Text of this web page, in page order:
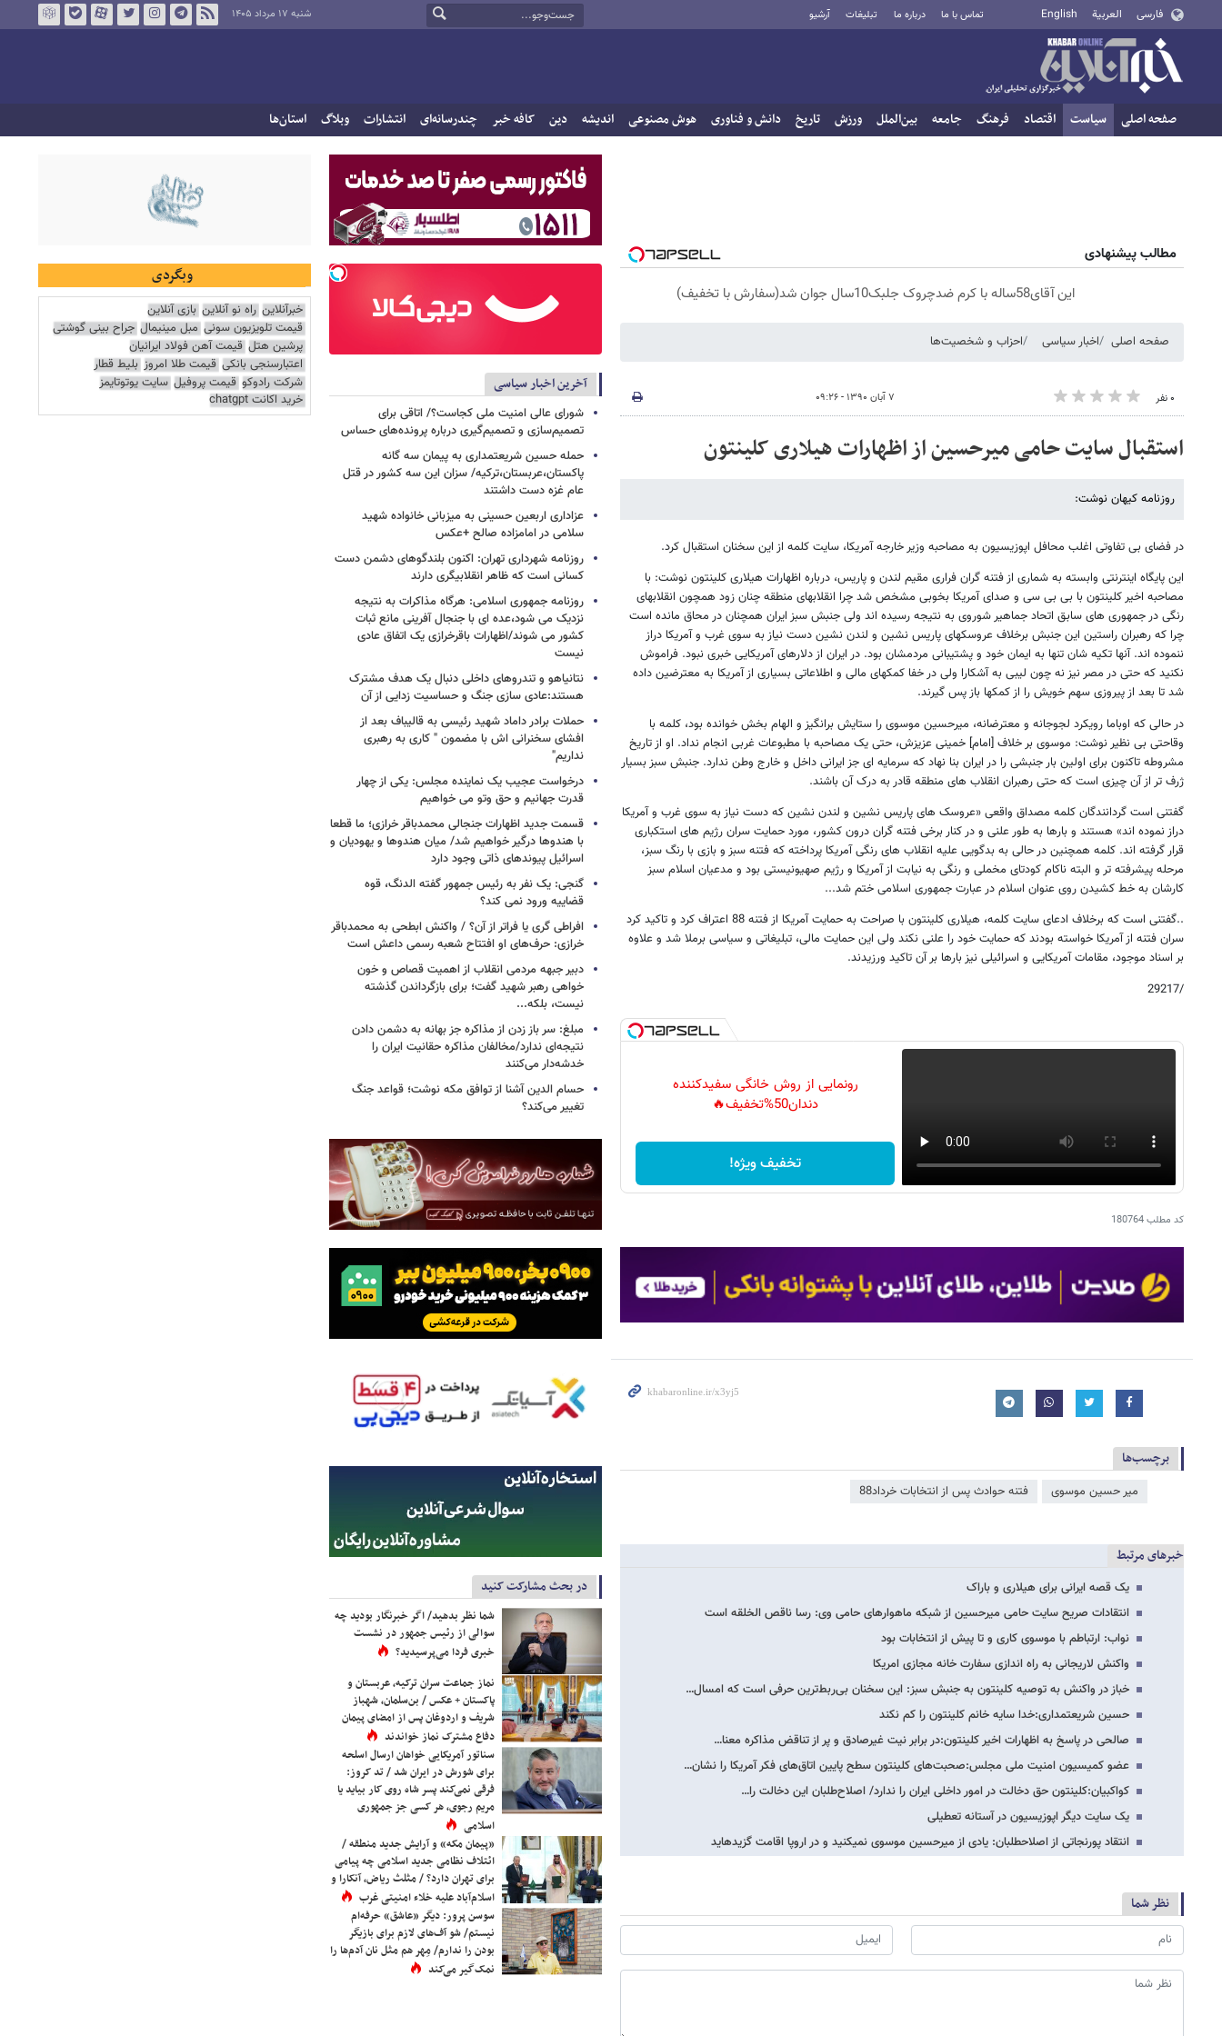
فارسی العربية English تماس با ما درباره ما تبلیغات آرشیو شنبه ۱۷ مرداد ۱۴۰۵
صفحه اصلی سیاست اقتصاد فرهنگ جامعه بین‌الملل ورزش تاریخ دانش و فناوری هوش مصنوعی اندیشه دین کافه خبر چندرسانه‌ای انتشارات وبلاگ استان‌ها
مطالب پیشنهادی
این آقای58ساله با کرم ضدچروک جلبک10سال جوان شد(سفارش با تخفیف)
صفحه اصلی اخبار سیاسی احزاب و شخصیت‌ها
۰ نفر ۷ آبان ۱۳۹۰ - ۰۹:۲۶
استقبال سایت حامی میرحسین از اظهارات هیلاری کلینتون
روزنامه کیهان نوشت:
در فضای بی تفاوتی اغلب محافل اپوزیسیون به مصاحبه وزیر خارجه آمریکا، سایت کلمه از این سخنان استقبال کرد.
این پایگاه اینترنتی وابسته به شماری از فتنه گران فراری مقیم لندن و پاریس، درباره اظهارات هیلاری کلینتون نوشت: با
مصاحبه اخیر کلینتون با بی بی سی و صدای آمریکا بخوبی مشخص شد چرا انقلابهای منطقه چنان زود همچون انقلابهای
رنگی در جمهوری های سابق اتحاد جماهیر شوروی به نتیجه رسیده اند ولی جنبش سبز ایران همچنان در محاق مانده است
چرا که رهبران راستین این جنبش برخلاف عروسکهای پاریس نشین و لندن نشین دست نیاز به سوی غرب و آمریکا دراز
ننموده اند. آنها تکیه شان تنها به ایمان خود و پشتیبانی مردمشان بود. در ایران از دلارهای آمریکایی خبری نبود. فراموش
نکنید که حتی در مصر نیز نه چون لیبی به آشکارا ولی در خفا کمکهای مالی و اطلاعاتی بسیاری از آمریکا به معترضین داده
شد تا بعد از پیروزی سهم خویش را از کمکها باز پس گیرند.
در حالی که اوباما رویکرد لجوجانه و معترضانه، میرحسین موسوی را ستایش برانگیز و الهام بخش خوانده بود، کلمه با
وقاحتی بی نظیر نوشت: موسوی بر خلاف [امام] خمینی عزیزش، حتی یک مصاحبه با مطبوعات غربی انجام نداد. او از تاریخ
مشروطه تاکنون برای اولین بار جنبشی را در ایران بنا نهاد که سرمایه ای جز ایرانی داخل و خارج وطن ندارد. جنبش سبز بسیار
ژرف تر از آن چیزی است که حتی رهبران انقلاب های منطقه قادر به درک آن باشند.
گفتنی است گردانندگان کلمه مصداق واقعی «عروسک های پاریس نشین و لندن نشین که دست نیاز به سوی غرب و آمریکا
دراز نموده اند» هستند و بارها به طور علنی و در کنار برخی فتنه گران درون کشور، مورد حمایت سران رژیم های استکباری
قرار گرفته اند. کلمه همچنین در حالی به بدگویی علیه انقلاب های رنگی آمریکا پرداخته که فتنه سبز و بازی با رنگ سبز،
مرحله پیشرفته تر و البته ناکام کودتای مخملی و رنگی به نیابت از آمریکا و رژیم صهیونیستی بود و مدعیان اسلام سبز
کارشان به خط کشیدن روی عنوان اسلام در عبارت جمهوری اسلامی ختم شد...
..گفتنی است که برخلاف ادعای سایت کلمه، هیلاری کلینتون با صراحت به حمایت آمریکا از فتنه 88 اعتراف کرد و تاکید کرد
سران فتنه از آمریکا خواسته بودند که حمایت خود را علنی نکند ولی این حمایت مالی، تبلیغاتی و سیاسی برملا شد و علاوه
بر اسناد موجود، مقامات آمریکایی و اسرائیلی نیز بارها بر آن تاکید ورزیدند.
/29217
رونمایی از روش خانگی سفیدکننده
دندان50%تخفیف🔥
تخفیف ویژه!
کد مطلب180764
برچسب‌ها
میر حسین موسوی فتنه حوادث پس از انتخابات خرداد88
خبرهای مرتبط
یک قصه ایرانی برای هیلاری و باراک
انتقادات صریح سایت حامی میرحسین از شبکه ماهواره­ای حامی وی: رسا ناقص الخلقه است
نواب: ارتباطم با موسوی کاری و تا پیش از انتخابات بود
واکنش لاریجانی به راه اندازی سفارت خانه مجازی امریکا
خباز در واکنش به توصیه کلینتون به جنبش سبز: این سخنان بی‌ربط‌ترین حرفی است که امسال…
حسین شریعتمداری:خدا سایه خانم کلینتون را کم نکند
صالحی در پاسخ به اظهارات اخیر کلینتون:در برابر نیت غیرصادق و پر از تناقض مذاکره معنا…
عضو کمیسیون امنیت ملی مجلس:صحبت‌های کلینتون سطح پایین اتاق‌های فکر آمریکا را نشان…
کواکبیان:کلینتون حق دخالت در امور داخلی ایران را ندارد/ اصلاح‌طلبان این دخالت را…
یک سایت دیگر اپوزیسیون در آستانه تعطیلی
انتقاد پورنجاتی از اصلاح​طلبان: یادی از میرحسین موسوی نمی​کنید و در اروپا اقامت گزیده​اید
نظر شما
آخرین اخبار سیاسی
شورای عالی امنیت ملی کجاست؟/ اتاقی برای
تصمیم‌سازی و تصمیم‌گیری درباره پرونده‌های حساس
حمله حسین شریعتمداری به پیمان سه گانه
پاکستان،عربستان،ترکیه/ سزان این سه کشور در قتل
عام غزه دست داشتند
عزاداری اربعین حسینی به میزبانی خانواده شهید
سلامی در امامزاده صالح +عکس
روزنامه شهرداری تهران: اکنون بلندگوهای دشمن دست
کسانی است که ظاهر انقلابیگری دارند
روزنامه جمهوری اسلامی: هرگاه مذاکرات به نتیجه
نزدیک می شود،عده ای با جنجال آفرینی مانع ثبات
کشور می شوند/اظهارات باقرخرازی یک اتفاق عادی
نیست
نتانیاهو و تندروهای داخلی دنبال یک هدف مشترک
هستند:عادی سازی جنگ و حساسیت زدایی از آن
حملات برادر داماد شهید رئیسی به قالیباف بعد از
افشای سخنرانی اش با مضمون " کاری به رهبری
نداریم"
درخواست عجیب یک نماینده مجلس: یکی از چهار
قدرت جهانیم و حق وتو می خواهیم
قسمت جدید اظهارات جنجالی محمدباقر خرازی؛ ما قطعا
با هندوها درگیر خواهیم شد/ میان هندوها و یهودیان و
اسرائیل پیوندهای ذاتی وجود دارد
گنجی: یک نفر به رئیس جمهور گفته الدنگ، قوه
قضاییه ورود نمی کند؟
افراطی گری یا فراتر از آن؟ / واکنش ابطحی به محمدباقر
خرازی: حرف‌های او افتتاح شعبه رسمی داعش است
دبیر جبهه مردمی انقلاب از اهمیت قصاص و خون
خواهی رهبر شهید گفت؛ برای بازگرداندن گذشته
نیست، بلکه...
مبلغ: سر باز زدن از مذاکره‌ جز بهانه به دشمن دادن
نتیجه‌ای ندارد/مخالفان مذاکره حقانیت ایران را
خدشه‌دار می‌کنند
حسام الدین آشنا از توافق مکه نوشت؛ قواعد جنگ
تغییر می‌کند؟
در بحث مشارکت کنید
شما نظر بدهید/ اگر خبرنگار بودید چه
سوالی از رئیس جمهور در نشست
خبری فردا می‌پرسیدید؟
نماز جماعت سران ترکیه، عربستان و
پاکستان + عکس / بن‌سلمان، شهباز
شریف و اردوغان پس از امضای پیمان
دفاع مشترک نماز خواندند
سناتور آمریکایی خواهان ارسال اسلحه
برای شورش در ایران شد / تد کروز:
فرقی نمی‌کند پسر شاه روی کار بیاید یا
مریم رجوی، هر کسی جز جمهوری
اسلامی
«پیمان مکه» و آرایش جدید منطقه /
ائتلاف نظامی جدید اسلامی چه پیامی
برای تهران دارد؟ / مثلث ریاض، آنکارا و
اسلام‌آباد علیه خلاء امنیتی غرب
سوسن پرور: دیگر «عاشق» حرفه‌ام
نیستم/ شو آف‌های لازم برای بازیگر
بودن را ندارم/ مِهر هم مثل نان آدم‌ها را
نمک‌گیر می‌کند
وبگردی
خبرآنلاین راه نو آنلاین بازی آنلاین
قیمت تلویزیون سونی مبل مینیمال جراح بینی گوشتی
پرشین هتل قیمت آهن فولاد ایرانیان
اعتبارسنجی بانکی قیمت طلا امروز بلیط قطار
شرکت رادوکو قیمت پروفیل سایت یوتوتایمز
خرید اکانت chatgpt